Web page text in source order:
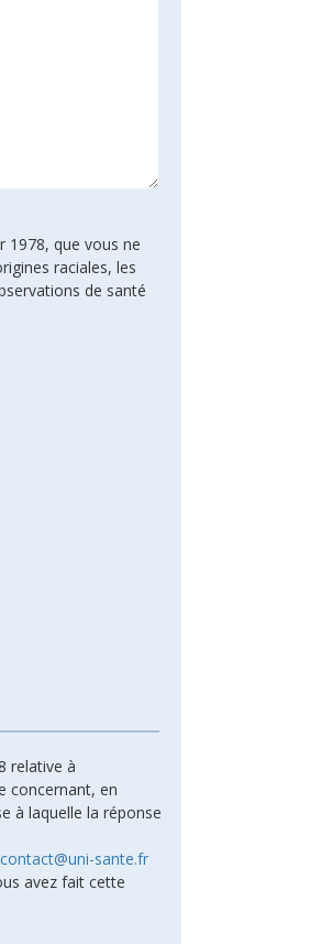
1978, que vous ne
raciales, les
de santé
relative à
concernant, en
à laquelle la réponse
contact@uni-sante.fr
avez fait cette